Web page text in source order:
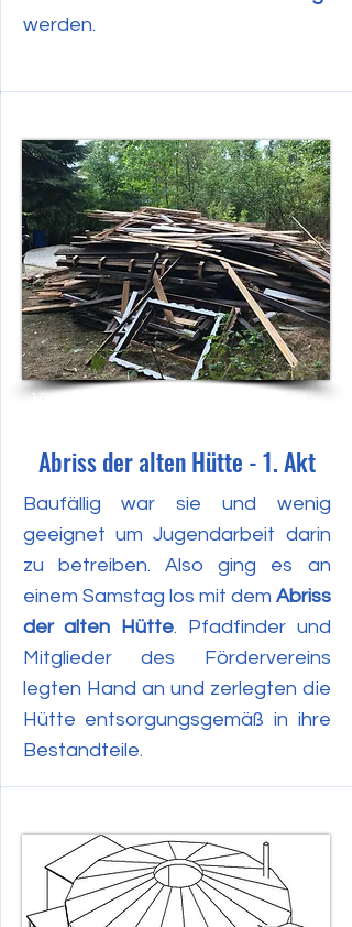
werden.
10.09.2022
Abriss der alten Hütte - 1. Akt
Baufällig war sie und wenig
geeignet um Jugendarbeit darin
zu betreiben. Also ging es an
einem Samstag los mit dem Abriss
der alten Hütte. Pfadfinder und
Mitglieder des Fördervereins
legten Hand an und zerlegten die
Hütte entsorgungsgemäß in ihre
Bestandteile.